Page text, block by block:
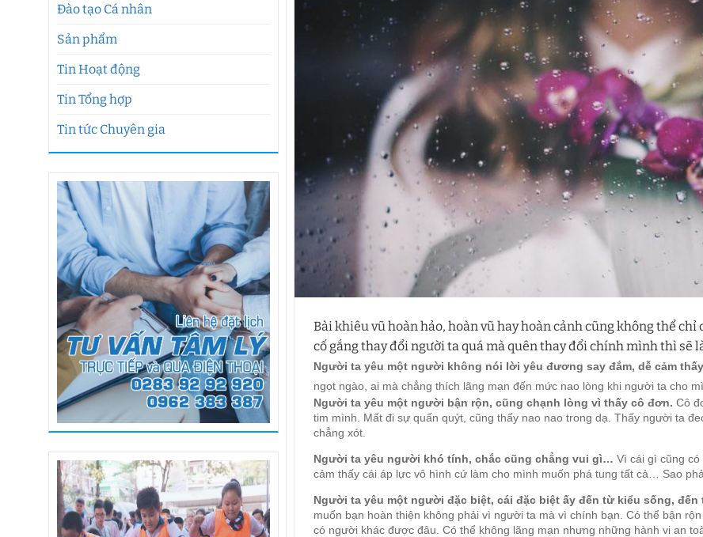
Đào tạo Cá nhân
Sản phẩm
Tin Hoạt động
Tin Tổng hợp
Tin tức Chuyên gia
Bài khiêu vũ hoàn hảo, hoàn vũ hay hoàn cảnh cũng không thể
cố gắng thay đổi người ta quá mà quên thay đổi chính mình thì sẽ
Người ta yêu một người không nói lời yêu đương say đắm, dễ cảm
ngọt ngào, ai mà chẳng thích lãng mạn đến mức nao lòng khi người ta cho
Người ta yêu một người bận rộn, cũng chạnh lòng vì thấy cô đơn. Cô
tim mình. Mất đi sự quấn quýt, cũng thấy nao nao trong dạ. Thấy người ta
chẳng xót.
Người ta yêu người khó tính, chắc cũng chẳng vui gì… Vì cái gì cũng
cảm thấy cái áp lực vô hình cứ làm cho mình muốn phá tung tất cả… Sao
Người ta yêu một người đặc biệt, cái đặc biệt ấy đến từ kiểu sống, đến
muốn bạn hoàn thiện không phải vì người ta mà vì chính bạn. Có thể bận
có người khác được đâu. Có thể không lãng mạn nhưng những hành vi an